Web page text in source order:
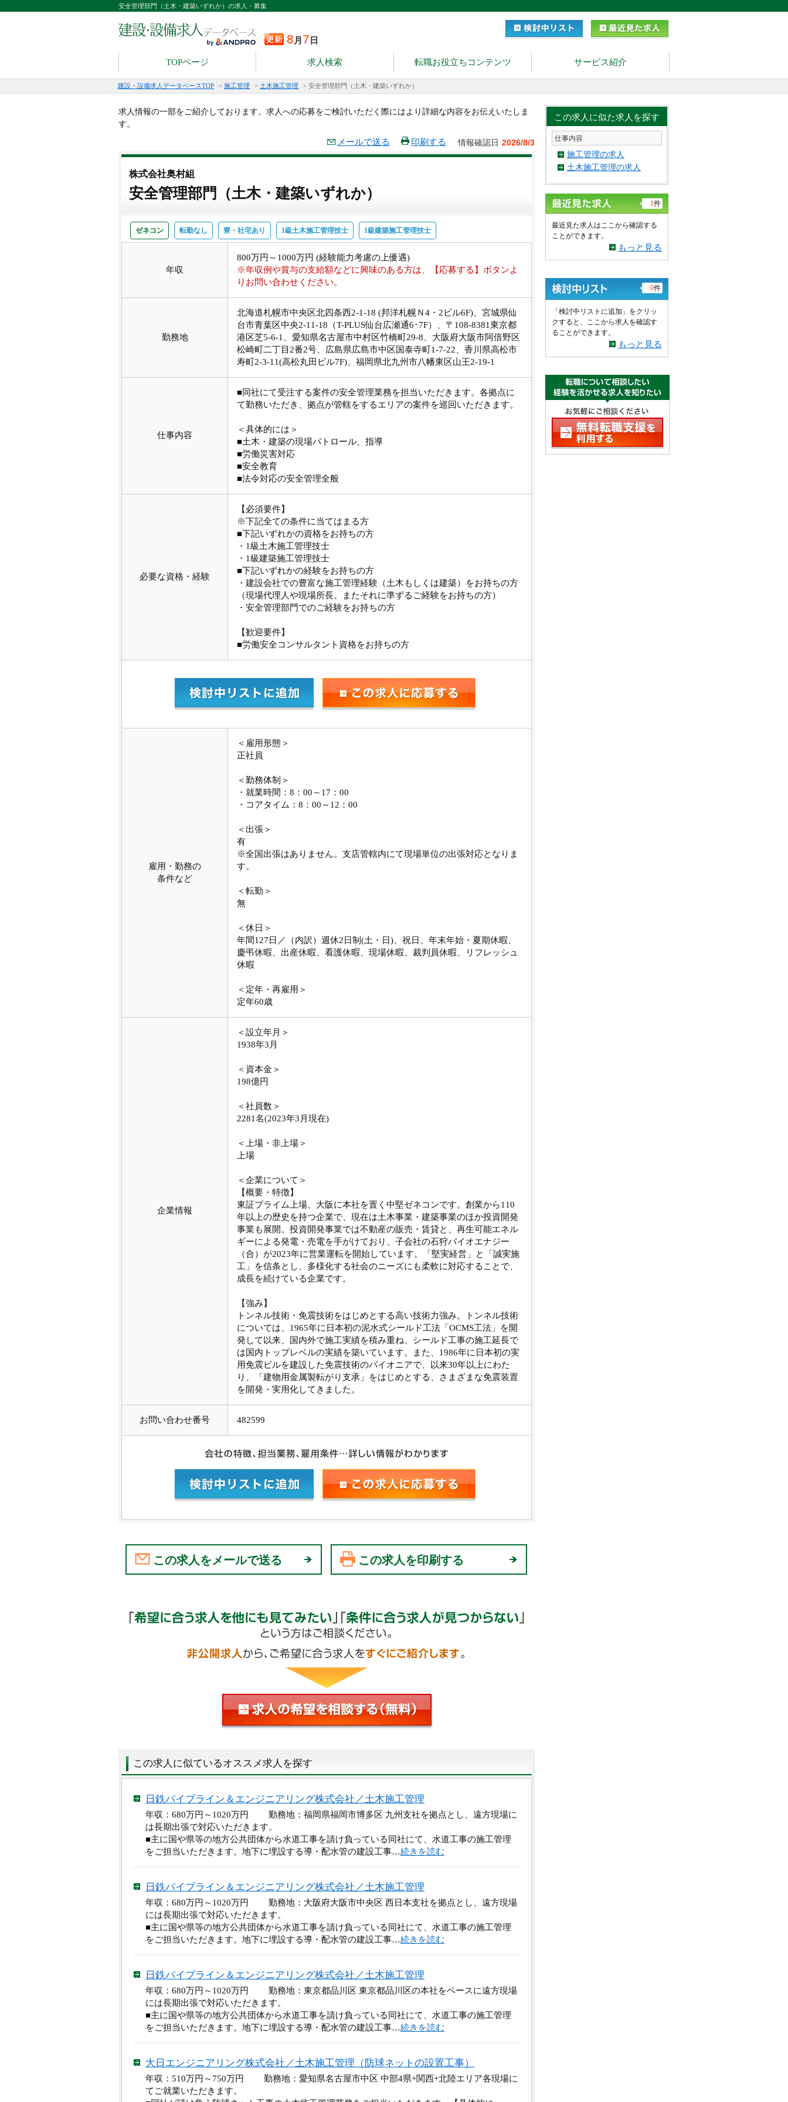
安全管理部門（土木・建築いずれか）の求人・募集
8 月 7 日
TOPページ 求人検索 転職お役立ちコンテンツ サービス紹介
建設・設備求人データベースTOP > 施工管理 > 土木施工管理 > 安全管理部門（土木・建築いずれか）
求人情報の一部をご紹介しております。求人への応募をご検討いただく際にはより詳細な内容をお伝えいたしま
す。
情報確認日 2026/8/3
メールで送る 印刷する
株式会社奥村組
安全管理部門（土木・建築いずれか）
ゼネコン 転勤なし 寮・社宅あり 1級土木施工管理技士 1級建築施工管理技士
年収
800万円～1000万円 (経験能力考慮の上優遇)
※年収例や賞与の支給額などに興味のある方は、【応募する】ボタンよ
りお問い合わせください。
勤務地
北海道札幌市中央区北四条西2-1-18 (邦洋札幌Ｎ4・2ビル6F)、宮城県仙
台市青葉区中央2-11-18（T-PLUS仙台広瀬通6･7F）、〒108-8381東京都
港区芝5-6-1、愛知県名古屋市中村区竹橋町29-8、大阪府大阪市阿倍野区
松崎町二丁目2番2号、広島県広島市中区国泰寺町1-7-22、香川県高松市
寿町2-3-11(高松丸田ビル7F)、福岡県北九州市八幡東区山王2-19-1
仕事内容
■同社にて受注する案件の安全管理業務を担当いただきます。各拠点に
て勤務いただき、拠点が管轄をするエリアの案件を巡回いただきます。
＜具体的には＞
■土木・建築の現場パトロール、指導
■労働災害対応
■安全教育
■法令対応の安全管理全般
必要な資格・経験
【必須要件】
※下記全ての条件に当てはまる方
■下記いずれかの資格をお持ちの方
・1級土木施工管理技士
・1級建築施工管理技士
■下記いずれかの経験をお持ちの方
・建設会社での豊富な施工管理経験（土木もしくは建築）をお持ちの方
（現場代理人や現場所長。またそれに準ずるご経験をお持ちの方）
・安全管理部門でのご経験をお持ちの方
【歓迎要件】
■労働安全コンサルタント資格をお持ちの方
雇用・勤務の
条件など
＜雇用形態＞
正社員
＜勤務体制＞
・就業時間：8：00～17：00
・コアタイム：8：00～12：00
＜出張＞
有
※全国出張はありません。支店管轄内にて現場単位の出張対応となりま
す。
＜転勤＞
無
＜休日＞
年間127日／（内訳）週休2日制(土・日)、祝日、年末年始・夏期休暇、
慶弔休暇、出産休暇、看護休暇、現場休暇、裁判員休暇、リフレッシュ
休暇
＜定年・再雇用＞
定年60歳
企業情報
＜設立年月＞
1938年3月
＜資本金＞
198億円
＜社員数＞
2281名(2023年3月現在)
＜上場・非上場＞
上場
＜企業について＞
【概要・特徴】
東証プライム上場、大阪に本社を置く中堅ゼネコンです。創業から110
年以上の歴史を持つ企業で、現在は土木事業・建築事業のほか投資開発
事業も展開。投資開発事業では不動産の販売・賃貸と、再生可能エネル
ギーによる発電・売電を手がけており、子会社の石狩バイオエナジー
（合）が2023年に営業運転を開始しています。「堅実経営」と「誠実施
工」を信条とし、多様化する社会のニーズにも柔軟に対応することで、
成長を続けている企業です。
【強み】
トンネル技術・免震技術をはじめとする高い技術力強み。トンネル技術
については、1965年に日本初の泥水式シールド工法「OCMS工法」を開
発して以来、国内外で施工実績を積み重ね、シールド工事の施工延長で
は国内トップレベルの実績を築いています。また、1986年に日本初の実
用免震ビルを建設した免震技術のパイオニアで、以来30年以上にわた
り、「建物用金属製転がり支承」をはじめとする、さまざまな免震装置
を開発・実用化してきました。
お問い合わせ番号 482599
この求人をメールで送る この求人を印刷する
この求人に似ているオススメ求人を探す
日鉄パイプライン＆エンジニアリング株式会社／土木施工管理
年収：680万円～1020万円 勤務地：福岡県福岡市博多区 九州支社を拠点とし、遠方現場に
は長期出張で対応いただきます。
■主に国や県等の地方公共団体から水道工事を請け負っている同社にて、水道工事の施工管理
をご担当いただきます。地下に埋設する導・配水管の建設工事…続きを読む
日鉄パイプライン＆エンジニアリング株式会社／土木施工管理
年収：680万円～1020万円 勤務地：大阪府大阪市中央区 西日本支社を拠点とし、遠方現場
には長期出張で対応いただきます。
■主に国や県等の地方公共団体から水道工事を請け負っている同社にて、水道工事の施工管理
をご担当いただきます。地下に埋設する導・配水管の建設工事…続きを読む
日鉄パイプライン＆エンジニアリング株式会社／土木施工管理
年収：680万円～1020万円 勤務地：東京都品川区 東京都品川区の本社をベースに遠方現場
には長期出張で対応いただきます。
■主に国や県等の地方公共団体から水道工事を請け負っている同社にて、水道工事の施工管理
をご担当いただきます。地下に埋設する導・配水管の建設工事…続きを読む
大日エンジニアリング株式会社／土木施工管理（防球ネットの設置工事）
年収：510万円～750万円 勤務地：愛知県名古屋市中区 中部4県+関西+北陸エリア各現場に
てご就業いただきます。
この求人に似た求人を探す
仕事内容
施工管理の求人
土木施工管理の求人
1件
最近見た求人はここから確認する
ことができます。
もっと見る
0件
「検討中リストに追加」をクリッ
クすると、ここから求人を確認す
ることができます。
もっと見る